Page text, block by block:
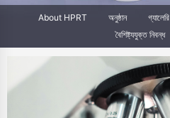
About HPRT অনুষ্ঠান গ্যালেরি
বৈশিষ্ট্যযুক্ত নিবন্ধ